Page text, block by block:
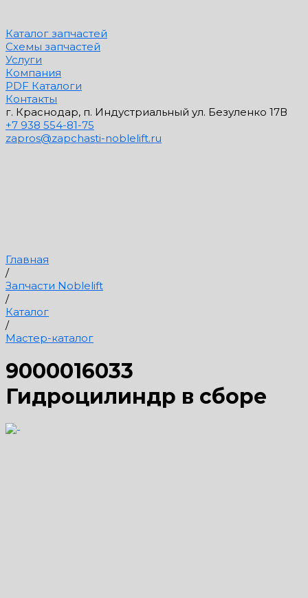
Каталог запчастей
Схемы запчастей
Услуги
Компания
PDF Каталоги
Контакты
г. Краснодар, п. Индустриальный ул. Безуленко 17В
+7 938 554-81-75
zapros@zapchasti-noblelift.ru
Главная
/
Запчасти Noblelift
/
Каталог
/
Мастер-каталог
9000016033
Гидроцилиндр в сборе